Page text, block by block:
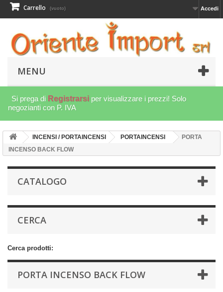
Accedi
Carrello (vuoto)
MENU
Si prega di Registrarsi per visualizzare i prezzi! Solo
negozianti con P. IVA
INCENSI / PORTAINCENSI PORTAINCENSI
PORTA
INCENSO BACK FLOW
CATALOGO
CERCA
Cerca prodotti:
PORTA INCENSO BACK FLOW